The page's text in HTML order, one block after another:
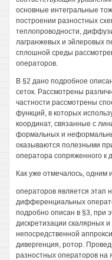
основные интегральные
построении разностных
теплопроводности,
лагранжевых и эйлеровых
сплошной среды
операторов.
В §2 дано подробное
сеток. Рассмотрены
частности рассмотрены
функций, в которых
координат, связанные с
формальных и
оказываются полезными
оператора сопряженного к
Как уже отмечалось,
операторов является этап
дифференциальных
подробно описан в §3, при
дискретизации скалярных
непосредственной
дивергенция, ротор.
разностных операторов на